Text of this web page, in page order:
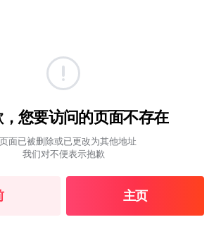
您要访问的页面不存在
面已被删除或已更改为其他地址
我们对不便表示抱歉
主页